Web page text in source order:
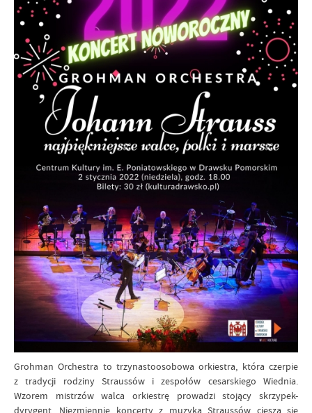
Grohman Orchestra to trzynastoosobowa orkiestra, która czerpie
z tradycji rodziny Straussów i zespołów cesarskiego Wiednia.
Wzorem mistrzów walca orkiestrę prowadzi stojący skrzypek-
dyrygent. Niezmiennie koncerty z muzyką Straussów cieszą się